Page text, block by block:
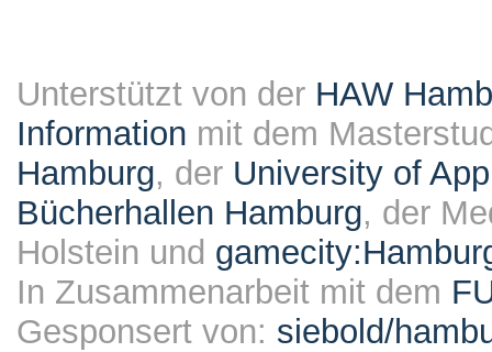
Unterstützt von der HAW
Information mit dem
Hamburg, der University of
Bücherhallen Hamburg, der
Holstein und
In Zusammenarbeit mit dem
Gesponsert von: siebold/